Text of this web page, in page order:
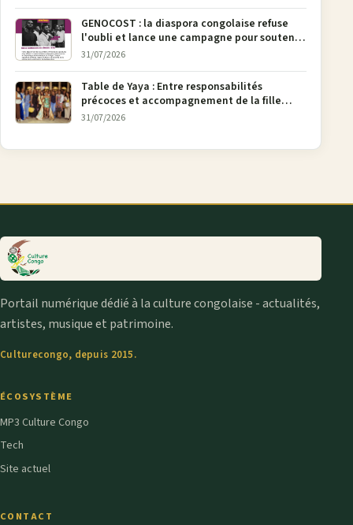
GENOCOST : la diaspora congolaise refuse
l'oubli et lance une campagne pour soutenir
la pétition FONAREV depuis Bruxelles
31/07/2026
Table de Yaya : Entre responsabilités
précoces et accompagnement de la fille
aînée, la diaspora en débat
31/07/2026
Portail numérique dédié à la culture congolaise - actualités,
artistes, musique et patrimoine.
Culturecongo, depuis 2015.
ÉCOSYSTÈME
MP3 Culture Congo
Tech
Site actuel
CONTACT